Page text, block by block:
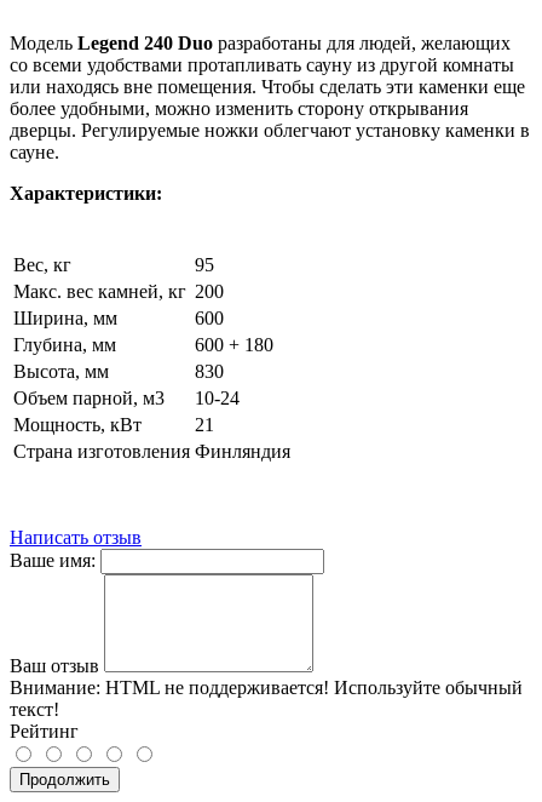
Модель Legend 240 Duo разработаны для людей, желающих
со всеми удобствами протапливать сауну из другой комнаты
или находясь вне помещения. Чтобы сделать эти каменки еще
более удобными, можно изменить сторону открывания
дверцы. Регулируемые ножки облегчают установку каменки в
сауне.
Характеристики:
Вес, кг
95
Макс. вес камней, кг 200
Ширина, мм
600
Глубина, мм
600 + 180
Высота, мм
830
Oбъем парной, м3
10-24
Мощность, кВт
21
Страна изготовления Финляндия
Написать отзыв
Ваше имя:
Ваш отзыв
Внимание: HTML не поддерживается! Используйте обычный
текст!
Рейтинг
Продолжить